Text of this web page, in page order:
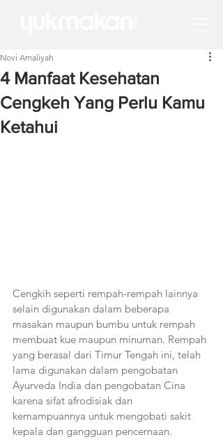
4 Manfaat Kesehatan
Cengkeh Yang Perlu Kamu
Ketahui
Novi Amaliyah
Cengkih seperti rempah-rempah lainnya
selain digunakan dalam beberapa
masakan maupun bumbu untuk rempah
membuat kue maupun minuman. Rempah
yang berasal dari Timur Tengah ini, telah
lama digunakan dalam pengobatan
Ayurveda India dan pengobatan Cina
karena sifat afrodisiak dan
kemampuannya untuk mengobati sakit
kepala dan gangguan pencernaan.